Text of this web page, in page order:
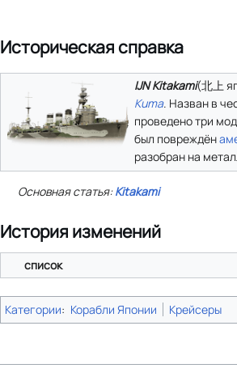
Историческая справка
IJN Kitakami(北上
Kuma. Назван в
проведено три
был повреждён
разобран на
Основная статья:Kitakami
История изменений
список
Категории: Корабли Японии Крейсеры